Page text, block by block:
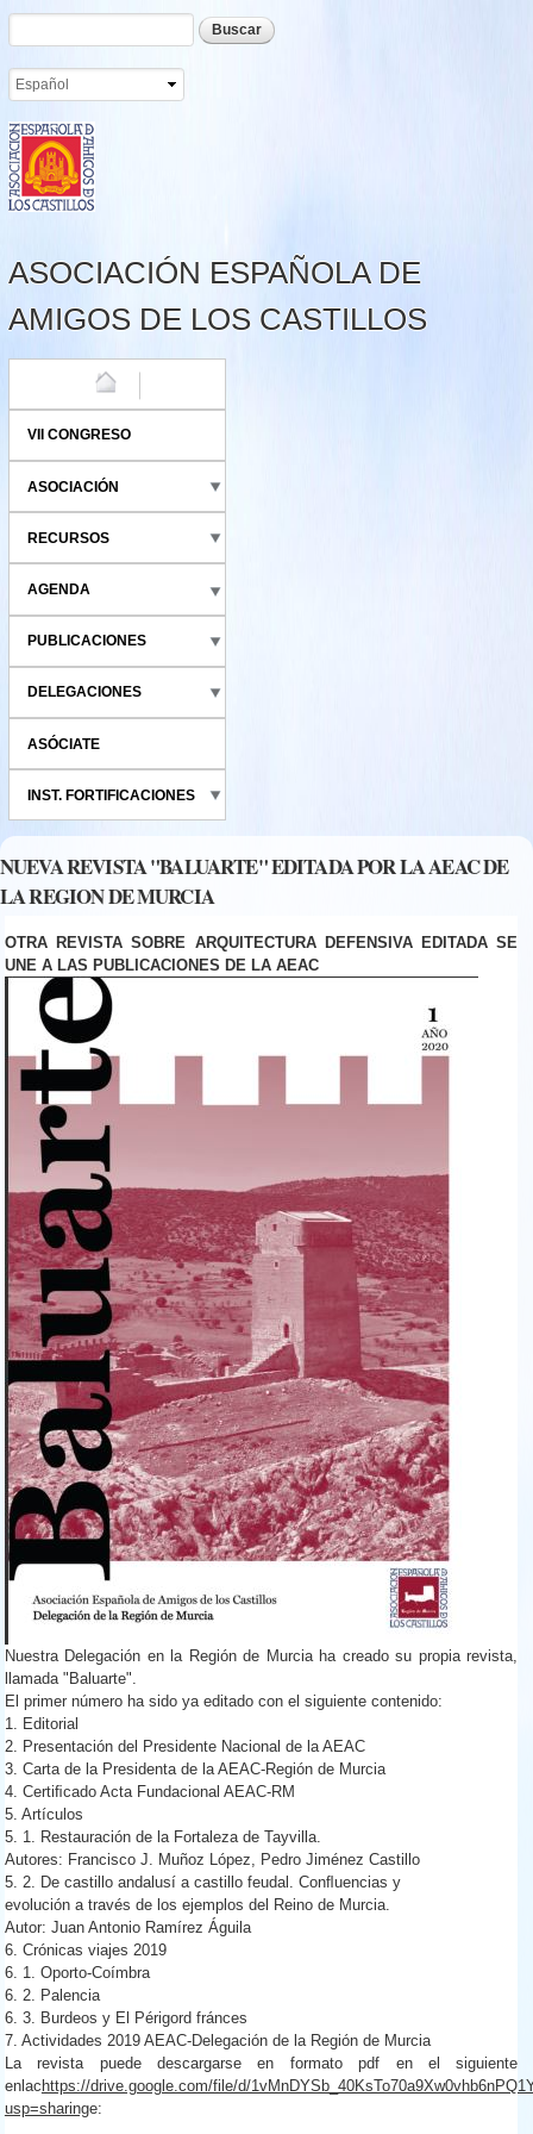
Pasar al
contenido
Formulario de búsqueda
Buscar
ASOCIACIÓN ESPAÑOLA DE
AMIGOS DE LOS CASTILLOS
VII CONGRESO
ASOCIACIÓN
RECURSOS
AGENDA
PUBLICACIONES
DELEGACIONES
ASÓCIATE
INST. FORTIFICACIONES
NUEVA REVISTA "BALUARTE" EDITADA POR LA AEAC DE
LA REGION DE MURCIA
OTRA REVISTA SOBRE ARQUITECTURA DEFENSIVA EDITADA SE
UNE A LAS PUBLICACIONES DE LA AEAC
baluarte
Nuestra Delegación en la Región de Murcia ha creado su propia revista,
llamada "Baluarte".
El primer número ha sido ya editado con el siguiente contenido:
1. Editorial
2. Presentación del Presidente Nacional de la AEAC
3. Carta de la Presidenta de la AEAC-Región de Murcia
4. Certiﬁcado Acta Fundacional AEAC-RM
5. Artículos
5. 1. Restauración de la Fortaleza de Tayvilla.
Autores: Francisco J. Muñoz López, Pedro Jiménez Castillo
5. 2. De castillo andalusí a castillo feudal. Conﬂuencias y
evolución a través de los ejemplos del Reino de Murcia.
Autor: Juan Antonio Ramírez Águila
6. Crónicas viajes 2019
6. 1. Oporto-Coímbra
6. 2. Palencia
6. 3. Burdeos y El Périgord fránces
7. Actividades 2019 AEAC-Delegación de la Región de Murcia
La revista puede descargarse en formato pdf en el siguiente
enlac https://drive.google.com/file/d/
usp=sharinge: